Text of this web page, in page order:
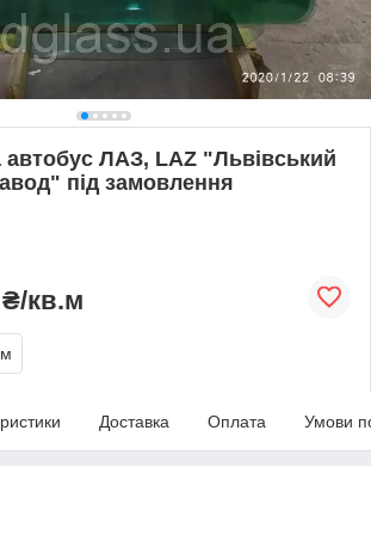
автобус ЛАЗ, LAZ "Львівський
під замовлення
₴/кв.м
Доставка Оплата Умови